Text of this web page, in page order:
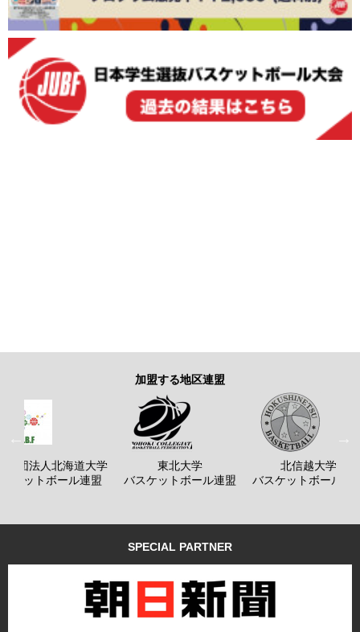
加盟する地区連盟
社団法人北海道大学
ケットボール連盟
東北大学
バスケットボール連盟
北信越大学
バスケットボール連
SPECIAL PARTNER